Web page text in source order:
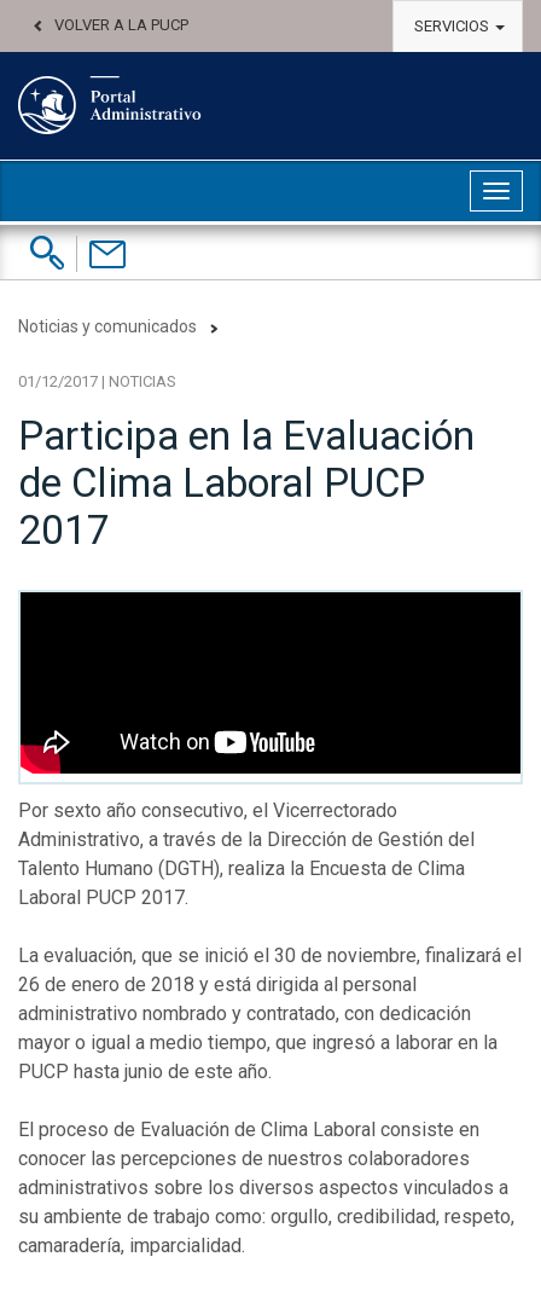
VOLVER A LA PUCP SERVICIOS
Buscar:
Contáctenos
Noticias y comunicados
01/12/2017 | NOTICIAS
Participa en la Evaluación
de Clima Laboral PUCP
2017
Por sexto año consecutivo, el Vicerrectorado
Administrativo, a través de la Dirección de Gestión del
Talento Humano (DGTH), realiza la Encuesta de Clima
Laboral PUCP 2017.
La evaluación, que se inició el 30 de noviembre, finalizará el
26 de enero de 2018 y está dirigida al personal
administrativo nombrado y contratado, con dedicación
mayor o igual a medio tiempo, que ingresó a laborar en la
PUCP hasta junio de este año.
El proceso de Evaluación de Clima Laboral consiste en
conocer las percepciones de nuestros colaboradores
administrativos sobre los diversos aspectos vinculados a
su ambiente de trabajo como: orgullo, credibilidad, respeto,
camaradería, imparcialidad.